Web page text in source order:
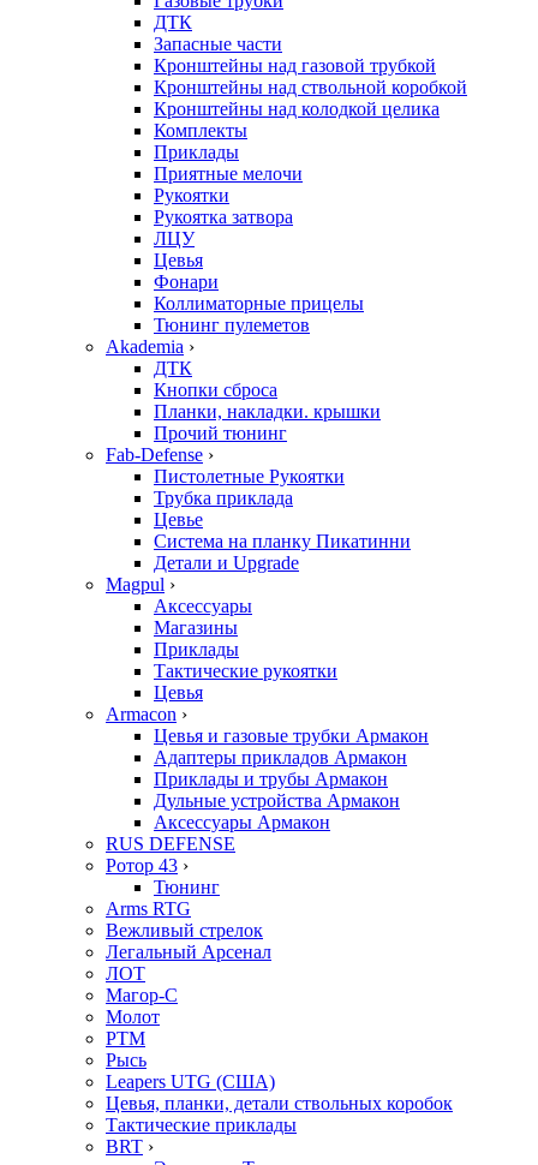
ДТК
Запасные части
Кронштейны над газовой трубкой
Кронштейны над ствольной коробкой
Кронштейны над колодкой целика
Комплекты
Приклады
Приятные мелочи
Рукоятки
Рукоятка затвора
ЛЦУ
Цевья
Фонари
Коллиматорные прицелы
Тюнинг пулеметов
Akademia ›
ДТК
Кнопки сброса
Планки, накладки. крышки
Прочий тюнинг
Fab-Defense ›
Пистолетные Рукоятки
Трубка приклада
Цевье
Система на планку Пикатинни
Детали и Upgrade
Magpul ›
Аксессуары
Магазины
Приклады
Тактические рукоятки
Цевья
Armacon ›
Цевья и газовые трубки Армакон
Адаптеры прикладов Армакон
Приклады и трубы Армакон
Дульные устройства Армакон
Аксессуары Армакон
RUS DEFENSE
Ротор 43 ›
Тюнинг
Arms RTG
Вежливый стрелок
Легальный Арсенал
ЛОТ
Магор-С
Молот
РТМ
Рысь
Leapers UTG (США)
Цевья, планки, детали ствольных коробок
Тактические приклады
BRT ›